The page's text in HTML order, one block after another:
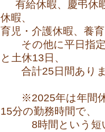
有給休暇、慶弔休
休暇、
育児・介護休暇、養
その他に平日指定
と土休13日、
合計25日間ありま
※2025年は年間休
15分の勤務時間で、
8時間という短い